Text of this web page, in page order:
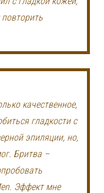
качественное,
гладкости с
эпиляции, но,
Бритва –
Эффект мне